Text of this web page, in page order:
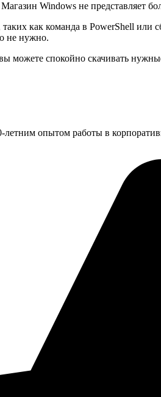
Windows не представляет
как команда в PowerShell или
не нужно.
можете спокойно скачивать
опытом работы в